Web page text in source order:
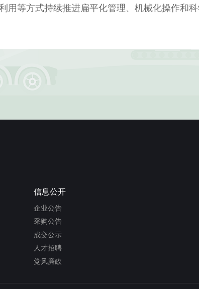
等方式持续推进扁平化管理、机械化操作和
信息公开
企业公告
采购公告
成交公示
人才招聘
党风廉政